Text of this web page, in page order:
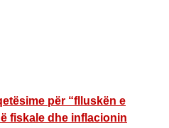
për “flluskën e
fiskale dhe inflacionin